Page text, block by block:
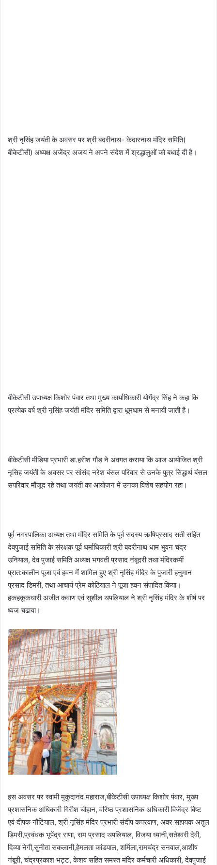
श्री नृसिंह जयंती के अवसर पर श्री बदरीनाथ- केदारनाथ मंदिर समिति(
बीकेटीसी) अध्यक्ष अजेंद्र अजय ने अपने संदेश में श्रद्धालुओं को बधाई दी है।
बीकेटीसी उपाध्यक्ष किशोर पंवार तथा मुख्य कार्याधिकारी योगेंद्र सिंह ने कहा कि
प्रत्येक वर्ष श्री नृसिंह जयंती मंदिर समिति द्वारा धूमधाम से मनायी जाती है।
बीकेटीसी मीडिया प्रभारी डा.हरीश गौड़ ने अवगत कराया कि आज आयोजित श्री
नृसिह जयंती के अवसर पर सांसंद नरेश बंसल परिवार से उनके पुत्र सिद्धार्थ बंसल
सपरिवार मौजूद रहे तथा जयंती का आयोजन में उनका विशेष सहयोग रहा।
पूर्व नगरपालिका अध्यक्ष तथा मंदिर समिति के पूर्व सदस्य ऋषिप्रसाद सती सहित
देवपुजाई समिति के स़ंरक्षक पूर्व धर्माधिकारी श्री बदरीनाथ धाम भुवन चंद्र
उनियाल, देव पुजाई समिति अध्यक्ष भगवती प्रसाद ऩंबूदरी तथा मंदिरकर्मी
प्रात:कालीन पूजा एवं हवन में शामिल हुए श्री नृसिंह मंदिर के पुजारी हनुमान
प्रसाद डिमरी, तथा आचार्य प्रेम कोठियाल ने पूजा हवन संपादित किया।
हकहकूकधारी अजीत कवाण एवं सुशील थपलियाल ने श्री नृसिंह मंदिर के शीर्ष पर
ध्वज चढाया।
इस अवसर पर स्वामी मुकुंदानंद महाराज,बीकेटीसी उपाध्यक्ष किशोर पंवार, मुख्य
प्रशासनिक अधिकारी गिरीश चौहान, वरिष्ठ प्रशासनिक अधिकारी विजेंद्र बिष्ट
एवं दीपक नौटियाल, श्री नृसिंह मंदिर प्रभारी संदीप कपरवाण, अवर सहायक अतुल
डिमरी,प्रबंधक भूपेंद्र राणा, राम प्रसाद थपलियाल, विजया ध्यानी,सतेश्वरी देवी,
दिव्या नेगी,सुनीता सकलानी,हेमलता कांडपाल, शर्मिला,रामचंद्र सनवाल,आशीष
नंबूरी, चंद्रप्रकाश भट्ट, केशव सहित समस्त मंदिर कर्मचारी अधिकारी, देवपुजाई